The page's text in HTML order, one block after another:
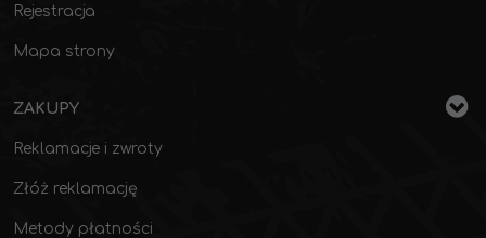
Rejestracja
Mapa strony
ZAKUPY
Reklamacje i zwroty
Złóż reklamację
Metody płatności